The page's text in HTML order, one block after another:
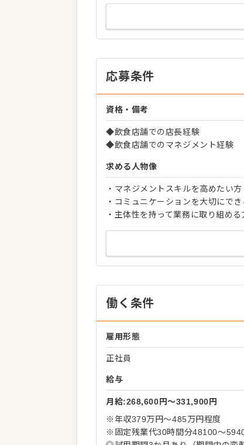
応募条件
資格・備考
◆飲食店舗での店長経験
◆飲食店舗でのマネジメント経験
求める人物像
・マネジメントスキルを高めたい方
・コミュニケーションを大切にで
・主体性を持って業務に取り組める
働く条件
雇用形態
正社員
給与
月給:268,600円〜331,900円
※年収379万円～485万円程度
※固定残業代30時間分48100～